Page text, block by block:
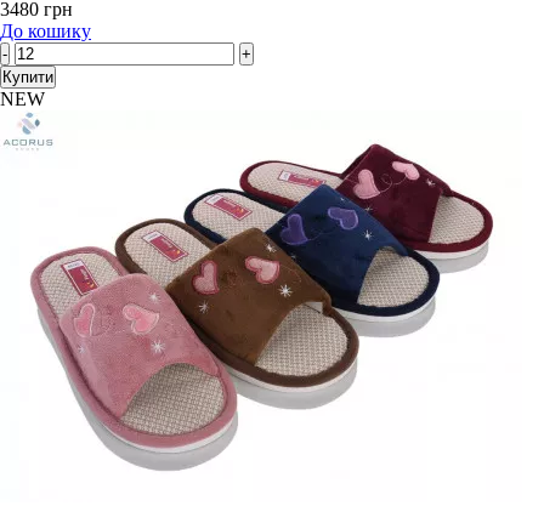
3480 грн
До кошику
-
+
Купити
NEW